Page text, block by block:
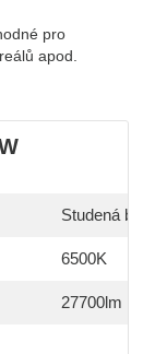
pro
apod.
Studená bílá
6500K
27700lm